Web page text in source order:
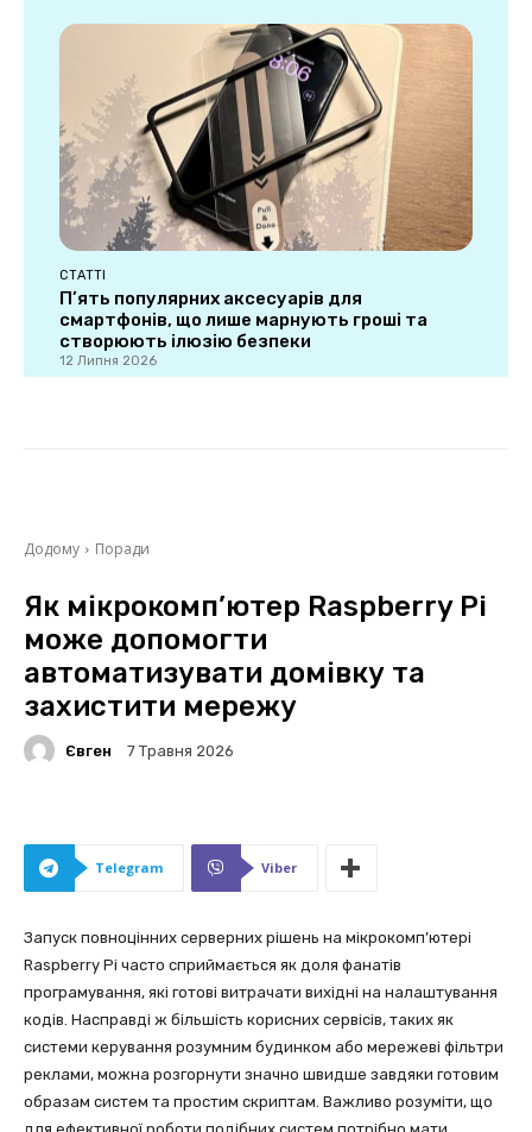
СТАТТІ
П’ять популярних аксесуарів для
смартфонів, що лише марнують гроші та
створюють ілюзію безпеки
12 Липня 2026